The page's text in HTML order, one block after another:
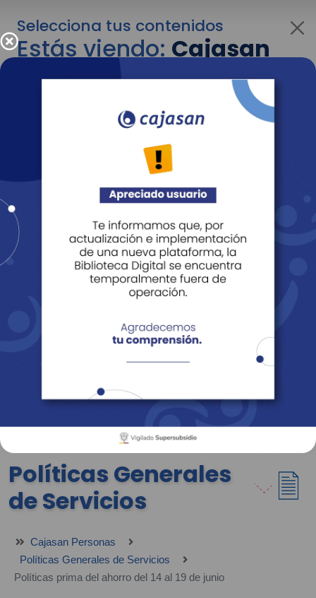
Selecciona tus contenidos
Estás viendo:Cajasan
para personas
Para cambiar al contenido de tu interés más
adelante recuerda utilizar el menú
Entendido
Revista Fácil Vivir
Sedes Directorio Servicios En Línea
Políticas Generales
de Servicios
Cajasan Personas
Políticas Generales de Servicios
Políticas prima del ahorro del 14 al 19 de junio